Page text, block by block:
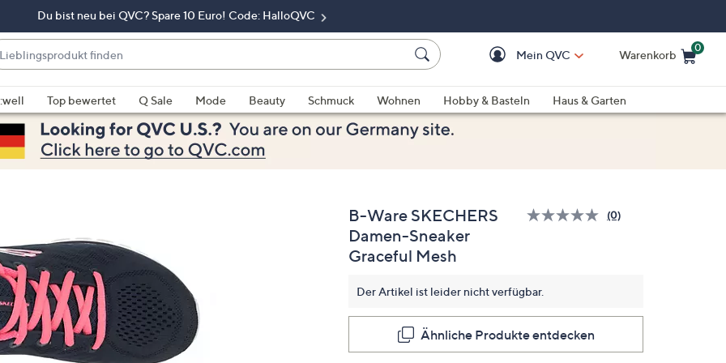
Du bist neu bei QVC? Spare 10 Euro! Code: HalloQVC
Mein QVC Warenkorb
0
Top bewertet Q Sale Mode Beauty Schmuck Wohnen Hobby & Basteln
Haus & Garten
B-Ware SKECHERS
Damen-Sneaker
Graceful Mesh
Bisher
Produkt..
derselben
(0)
Der Artikel ist leider nicht verfügbar.
Ähnliche Produkte entdecken